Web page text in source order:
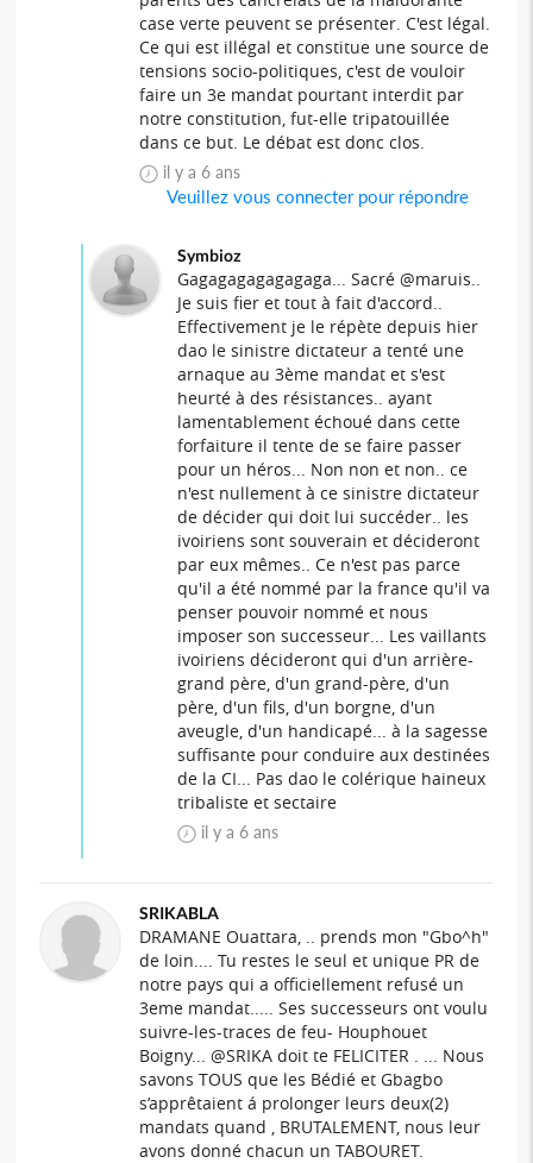
case verte peuvent se présenter. C'est légal.
Ce qui est illégal et constitue une source de
tensions socio-politiques, c'est de vouloir
faire un 3e mandat pourtant interdit par
notre constitution, fut-elle tripatouillée
dans ce but. Le débat est donc clos.
il y a 6 ans
Veuillez vous connecter pour répondre
Symbioz
Gagagagagagagaga... Sacré @maruis..
Je suis fier et tout à fait d'accord..
Effectivement je le répète depuis hier
dao le sinistre dictateur a tenté une
arnaque au 3ème mandat et s'est
heurté à des résistances.. ayant
lamentablement échoué dans cette
forfaiture il tente de se faire passer
pour un héros... Non non et non.. ce
n'est nullement à ce sinistre dictateur
de décider qui doit lui succéder.. les
ivoiriens sont souverain et décideront
par eux mêmes.. Ce n'est pas parce
qu'il a été nommé par la france qu'il va
penser pouvoir nommé et nous
imposer son successeur... Les vaillants
ivoiriens décideront qui d'un arrière-
grand père, d'un grand-père, d'un
père, d'un fils, d'un borgne, d'un
aveugle, d'un handicapé... à la sagesse
suffisante pour conduire aux destinées
de la CI... Pas dao le colérique haineux
tribaliste et sectaire
il y a 6 ans
SRIKABLA
DRAMANE Ouattara, .. prends mon "Gbo^h"
de loin.... Tu restes le seul et unique PR de
notre pays qui a officiellement refusé un
3eme mandat..... Ses successeurs ont voulu
suivre-les-traces de feu- Houphouet
Boigny... @SRIKA doit te FELICITER . ... Nous
savons TOUS que les Bédié et Gbagbo
s’apprêtaient á prolonger leurs deux(2)
mandats quand , BRUTALEMENT, nous leur
avons donné chacun un TABOURET.